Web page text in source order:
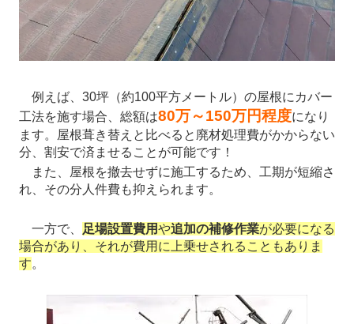
例えば、30坪（約100平方メートル）の屋根にカバー
工法を施す場合、総額は80万～150万円程度になり
ます。屋根葺き替えと比べると廃材処理費がかからない
分、割安で済ませることが可能です！
また、屋根を撤去せずに施工するため、工期が短縮さ
れ、その分人件費も抑えられます。
一方で、 足場設置費用や追加の補修作業が必要になる
場合があり、それが費用に上乗せされることもありま
す。